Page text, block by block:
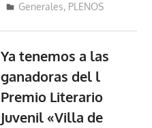
Generales, PLENOS
Ya tenemos a las
ganadoras del l
Premio Literario
Juvenil «Villa de